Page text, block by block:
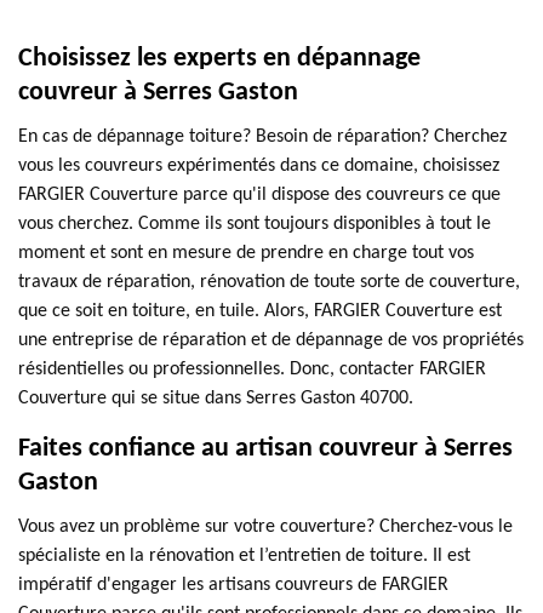
Choisissez les experts en dépannage
couvreur à Serres Gaston
En cas de dépannage toiture? Besoin de réparation? Cherchez
vous les couvreurs expérimentés dans ce domaine, choisissez
FARGIER Couverture parce qu'il dispose des couvreurs ce que
vous cherchez. Comme ils sont toujours disponibles à tout le
moment et sont en mesure de prendre en charge tout vos
travaux de réparation, rénovation de toute sorte de couverture,
que ce soit en toiture, en tuile. Alors, FARGIER Couverture est
une entreprise de réparation et de dépannage de vos propriétés
résidentielles ou professionnelles. Donc, contacter FARGIER
Couverture qui se situe dans Serres Gaston 40700.
Faites confiance au artisan couvreur à Serres
Gaston
Vous avez un problème sur votre couverture? Cherchez-vous le
spécialiste en la rénovation et l’entretien de toiture. Il est
impératif d'engager les artisans couvreurs de FARGIER